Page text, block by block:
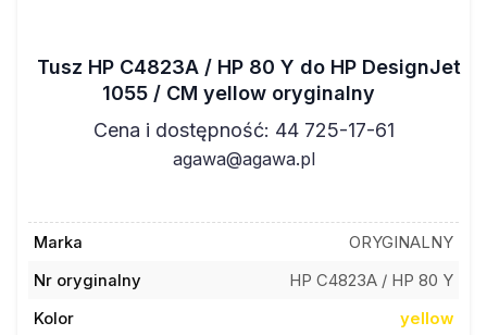
Tusz HP C4823A / HP 80 Y do HP DesignJet
1055 / CM yellow oryginalny
Cena i dostępność: 44 725-17-61
agawa@agawa.pl
Marka
ORYGINALNY
Nr oryginalny
HP C4823A / HP 80 Y
Kolor
yellow